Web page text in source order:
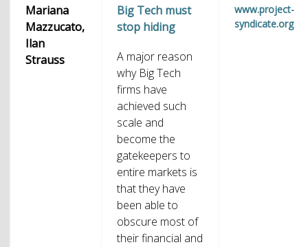
Mariana
Mazzucato,
Ilan
Strauss
Big Tech must
stop hiding
A major reason
why Big Tech
firms have
achieved such
scale and
become the
gatekeepers to
entire markets is
that they have
been able to
obscure most of
their financial and
www.project-
syndicate.org